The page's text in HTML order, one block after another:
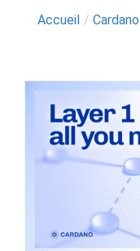
Accueil / Cardano